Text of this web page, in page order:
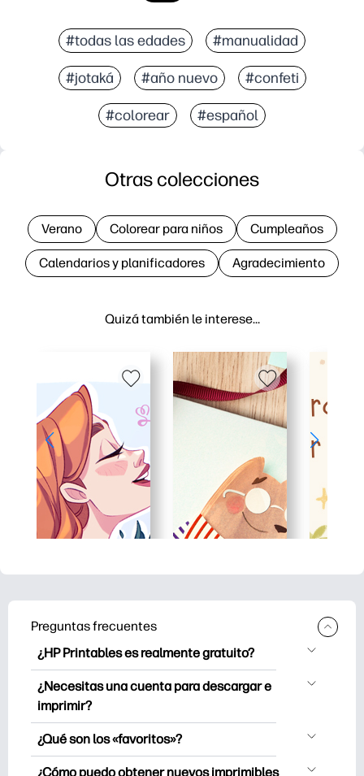
#todas las edades #manualidad
#jotaká #año nuevo #confeti
#colorear #español
Quizá también le interese…
Otras colecciones
Verano Colorear para niños Cumpleaños
Calendarios y planificadores Agradecimiento
Preguntas frecuentes
¿HP Printables es realmente gratuito?
HP Printables ofrece más de 2500
imprimibles gratuitos para descargar e
imprimir. Explore páginas para colorear
populares, divertidas hojas de trabajo de
aprendizaje, manualidades y tarjetas
¿Necesitas una cuenta para descargar e
imprimir?
Puede explorar e imprimir sin crear una
cuenta. Sin embargo, iniciar sesión te
ayuda a guardar tus imprimibles
¿Qué son los «favoritos»?
Favoritos es tu colección personal de
¿Cómo puedo obtener nuevos imprimibles